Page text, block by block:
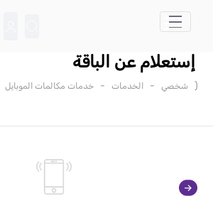
تخطي إلى المحتوى الرئيسي
إستعلام عن الباقة
( شخصي - الخدمات - خدمات مكالمات الموبايل